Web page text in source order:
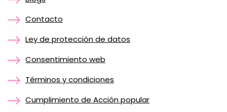
Contacto
Ley de protección de datos
Consentimiento web
Términos y condiciones
Cumplimiento de Acción popular